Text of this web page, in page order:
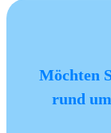
Möchten
rund